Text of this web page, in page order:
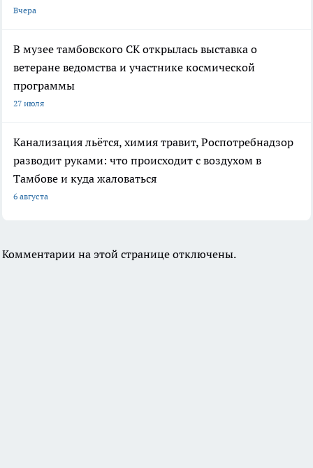
Вчера
В музее тамбовского СК открылась выставка о
ветеране ведомства и участнике космической
программы
27 июля
Канализация льётся, химия травит, Роспотребнадзор
разводит руками: что происходит с воздухом в
Тамбове и куда жаловаться
6 августа
Комментарии на этой странице отключены.